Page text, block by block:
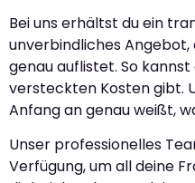
Bei uns erhältst du ein
unverbindliches
genau auflistet. So kannst
versteckten Kosten gibt.
Anfang an genau weißt,
Unser professionelles
Verfügung, um all deine